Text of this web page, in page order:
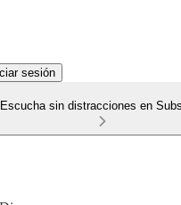
sesión
Escucha sin distracciones en